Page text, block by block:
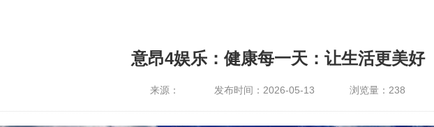
意昂4娱乐：健康每一天：让生活更美好
来源： 发布时间：2026-05-13 浏览量： 238